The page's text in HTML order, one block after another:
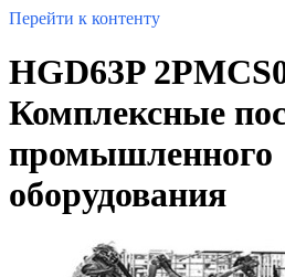
Перейти к контенту
HGD63P
Комплексные
промышленного
оборудования